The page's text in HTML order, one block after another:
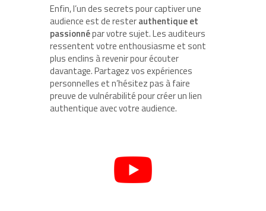
Enfin, l’un des secrets pour captiver une
audience est de resterauthentique et
passionnépar votre sujet. Les auditeurs
ressentent votre enthousiasme et sont
plus enclins à revenir pour écouter
davantage. Partagez vos expériences
personnelles et n’hésitez pas à faire
preuve de vulnérabilité pour créer un lien
authentique avec votre audience.